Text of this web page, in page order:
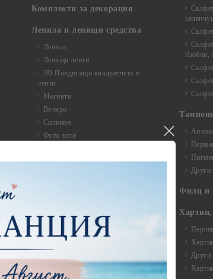
Комплекти за декорация
Лепила и лепящи средства
Лепила
Лепящи ленти
3D Повдигащи квадратчета и
ленти
Магнити
Велкро
Силикон
Фото ъгли
Дръжки
Любов,
Други
Филц и
Други